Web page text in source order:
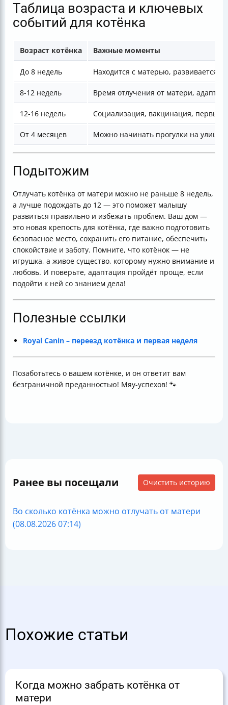
Таблица возраста и ключевых
событий для котёнка
Возраст котёнка Важные моменты
До 8 недель Находится с матерью, развивается,
8-12 недель Время отлучения от матери,
12-16 недель Социализация, вакцинация, первые
От 4 месяцев Можно начинать прогулки на улице
Подытожим
Отлучать котёнка от матери можно не раньше 8 недель,
а лучше подождать до 12 — это поможет малышу
развиться правильно и избежать проблем. Ваш дом —
это новая крепость для котёнка, где важно подготовить
безопасное место, сохранить его питание, обеспечить
спокойствие и заботу. Помните, что котёнок — не
игрушка, а живое существо, которому нужно внимание и
любовь. И поверьте, адаптация пройдёт проще, если
подойти к ней со знанием дела!
Полезные ссылки
Royal Canin – переезд котёнка и первая неделя
Позаботьтесь о вашем котёнке, и он ответит вам
безграничной преданностью! Мяу-успехов! 🐾
Ранее вы посещали Очистить историю
Во сколько котёнка можно отлучать от матери
(08.08.2026 07:14)
Похожие статьи
Когда можно забрать котёнка от
матери